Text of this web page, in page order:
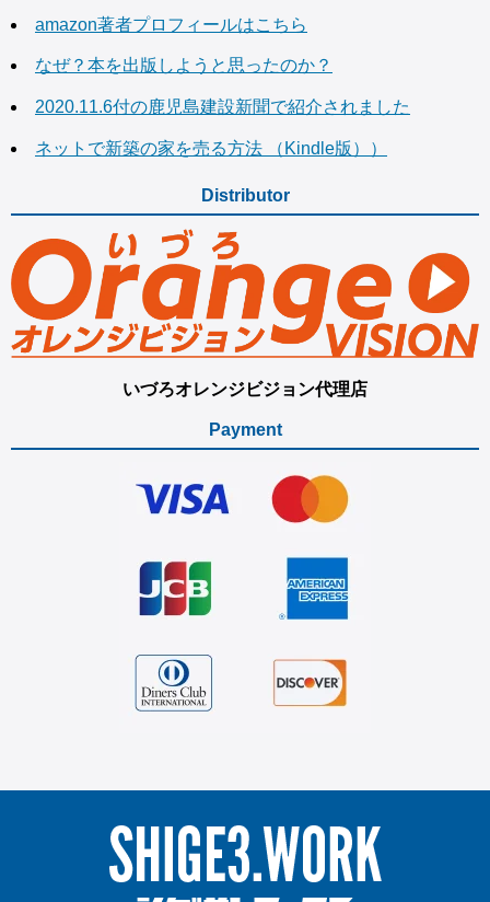
amazon著者プロフィールはこちら
なぜ？本を出版しようと思ったのか？
2020.11.6付の鹿児島建設新聞で紹介されました
ネットで新築の家を売る方法 （Kindle版））
Distributor
いづろオレンジビジョン代理店
Payment